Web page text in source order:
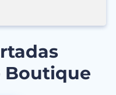
Boutique